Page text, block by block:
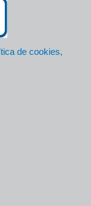
de cookies,